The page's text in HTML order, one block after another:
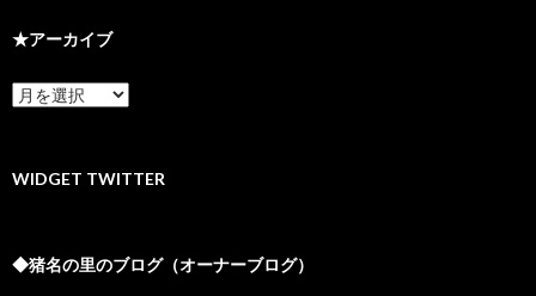
★アーカイブ
★
ア
イ
WIDGET TWITTER
◆猪名の里のブログ（オーナーブログ）